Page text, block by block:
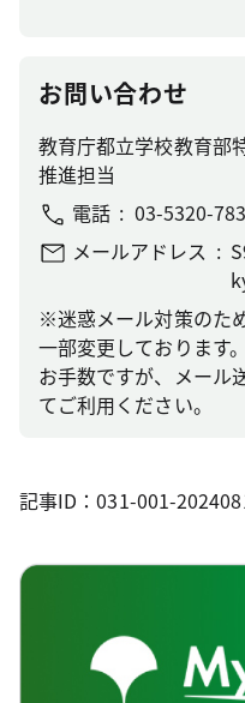
お問い合わせ
教育庁都立学校教育部
推進担当
電話
03-5320-
メールアドレス
※迷惑メール対策のた
一部変更しております。
お手数ですが、メール
てご利用ください。
記事ID：031-001-